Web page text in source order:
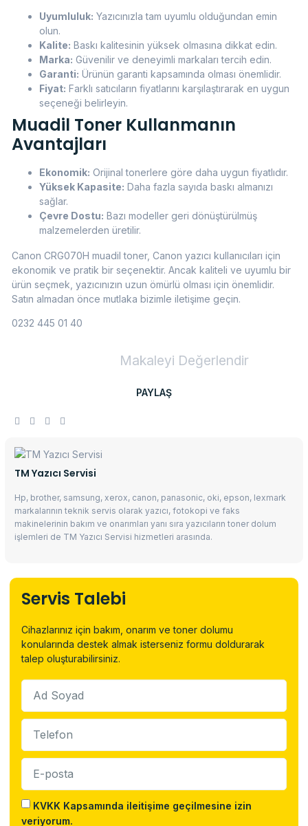
PAYLAŞ
Uyumluluk: Yazıcınızla tam uyumlu olduğundan emin
olun.
Kalite: Baskı kalitesinin yüksek olmasına dikkat edin.
Marka: Güvenilir ve deneyimli markaları tercih edin.
Garanti: Ürünün garanti kapsamında olması önemlidir.
Fiyat: Farklı satıcıların fiyatlarını karşılaştırarak en uygun
seçeneği belirleyin.
Muadil Toner Kullanmanın
Avantajları
Ekonomik: Orijinal tonerlere göre daha uygun fiyatlıdır.
Yüksek Kapasite: Daha fazla sayıda baskı almanızı
sağlar.
Çevre Dostu: Bazı modeller geri dönüştürülmüş
malzemelerden üretilir.
Canon CRG070H muadil toner, Canon yazıcı kullanıcıları için
ekonomik ve pratik bir seçenektir. Ancak kaliteli ve uyumlu bir
ürün seçmek, yazıcınızın uzun ömürlü olması için önemlidir.
Satın almadan önce mutlaka bizimle iletişime geçin.
0232 445 01 40
Makaleyi Değerlendir
TM Yazıcı Servisi
Hp, brother, samsung, xerox, canon, panasonic, oki, epson, lexmark
markalarının teknik servis olarak yazıcı, fotokopi ve faks
makinelerinin bakım ve onarımları yanı sıra yazıcıların toner dolum
işlemleri de TM Yazıcı Servisi hizmetleri arasında.
Servis Talebi
Cihazlarınız için bakım, onarım ve toner dolumu
konularında destek almak isterseniz formu doldurarak
talep oluşturabilirsiniz.
KVKK Kapsamında ileitişime geçilmesine izin
veriyorum.